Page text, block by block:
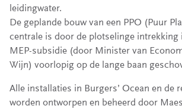
leidingwater.
De geplande bouw van een PPO (Puur
centrale is door de plotselinge intrekking
MEP-subsidie (door Minister van
Wijn) voorlopig op de lange baan
Alle installaties in Burgers’ Ocean en de
worden ontworpen en beheerd door